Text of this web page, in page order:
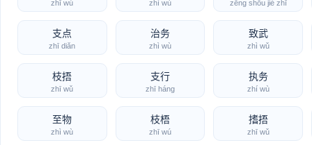
zhī wú zhì wù zēng shōu jié zhī
支点
zhī diǎn
治务
zhì wù
致武
zhì wǔ
枝捂
zhī wǔ
支行
zhī háng
执务
zhí wù
至物
zhì wù
枝梧
zhī wú
搘捂
zhī wǔ